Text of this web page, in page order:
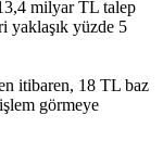
milyar TL talep
yaklaşık yüzde 5
itibaren, 18 TL baz
görmeye